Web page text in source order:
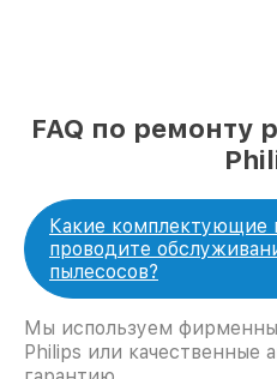
FAQ по ремонту
Какие комплектующие
проводите
пылесосов?
Мы используем
Philips или качественные